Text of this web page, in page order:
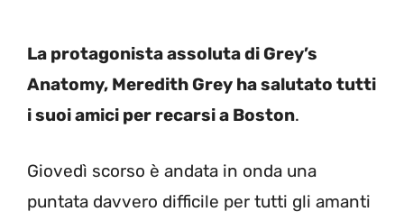
La protagonista assoluta di Grey’s
Anatomy, Meredith Grey ha salutato tutti
i suoi amici per recarsi a Boston.
Giovedì scorso è andata in onda una
puntata davvero difficile per tutti gli amanti